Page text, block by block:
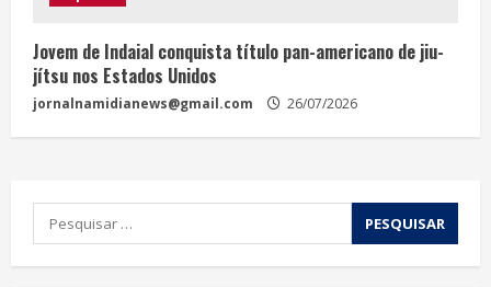
Jovem de Indaial conquista título pan-americano de jiu-
jítsu nos Estados Unidos
jornalnamidianews@gmail.com 26/07/2026